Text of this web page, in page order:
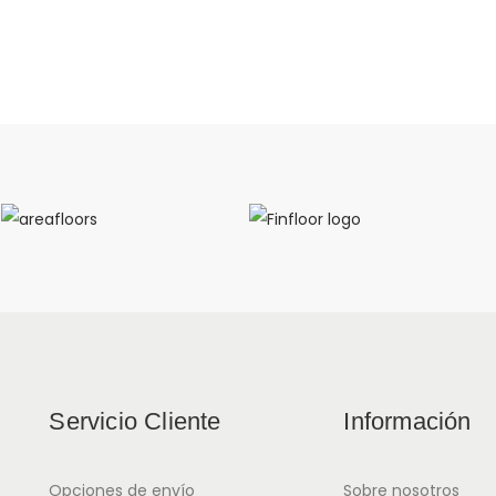
Servicio Cliente
Opciones de envío
Información
Sobre nosotros